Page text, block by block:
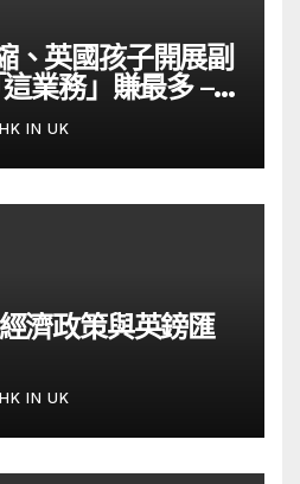
、英國孩子開展副
業務」賺最多 –
HK IN UK
濟政策與英鎊匯
HK IN UK